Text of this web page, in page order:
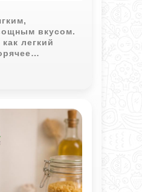
вкусом.
легкий